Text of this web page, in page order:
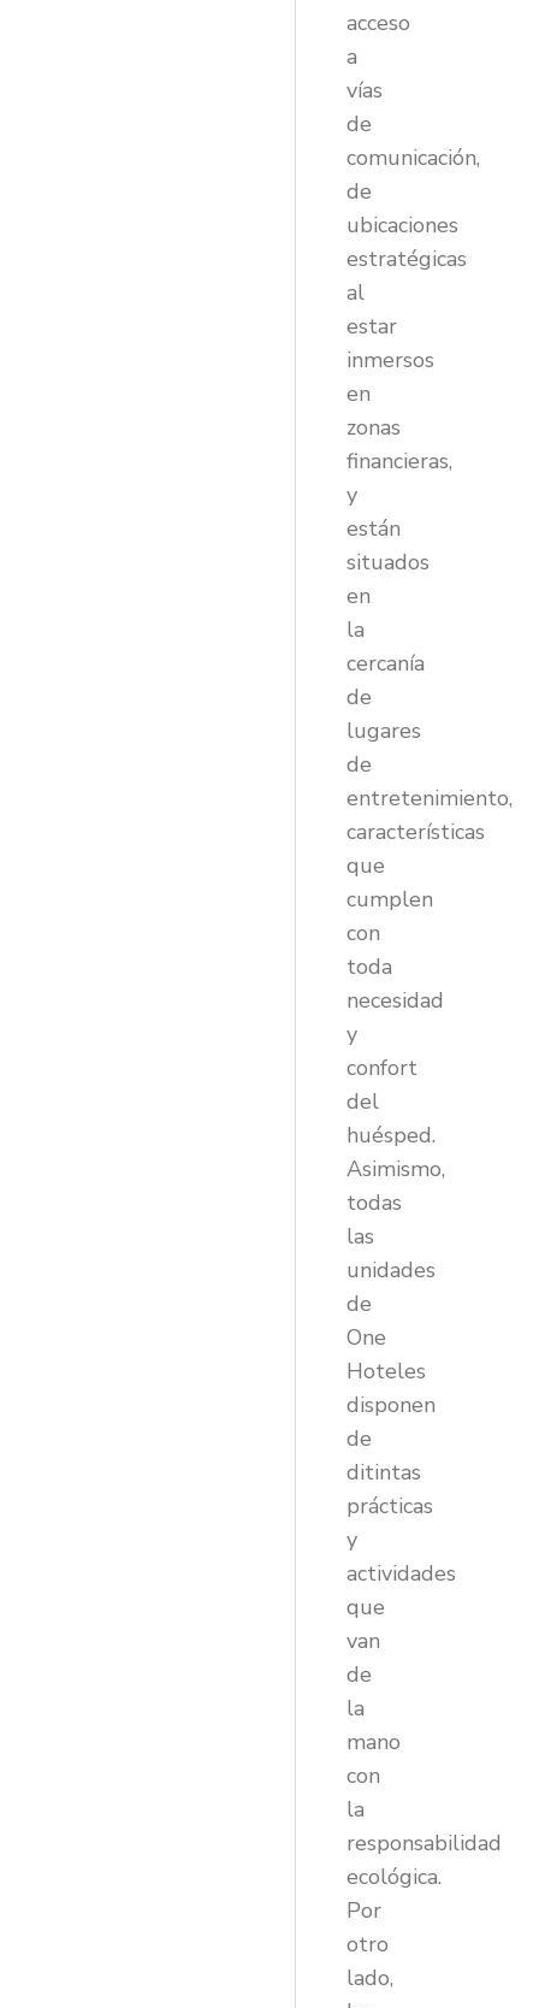
acceso
a
vías
de
comunicación,
de
ubicaciones
estratégicas
al
estar
inmersos
en
zonas
financieras,
y
están
situados
en
la
cercanía
de
lugares
de
entretenimiento,
características
que
cumplen
con
toda
necesidad
y
confort
del
huésped.
Asimismo,
todas
las
unidades
de
One
Hoteles
disponen
de
ditintas
prácticas
y
actividades
que
van
de
la
mano
con
la
responsabilidad
ecológica.
Por
otro
lado,